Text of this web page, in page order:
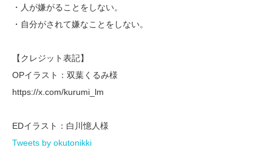
・人が嫌がることをしない。
・自分がされて嫌なことをしない。
【クレジット表記】
OPイラスト：双葉くるみ様
https://x.com/kurumi_lm
EDイラスト：白川憶人様
Tweets by okutonikki